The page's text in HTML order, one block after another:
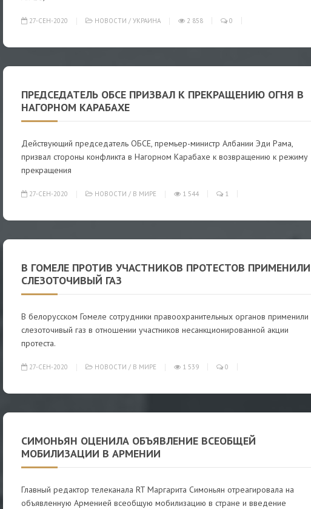
27-СЕН-2020 НОВОСТИ / УКРАИНА 2 858 0
ПРЕДСЕДАТЕЛЬ ОБСЕ ПРИЗВАЛ К ПРЕКРАЩЕНИЮ ОГНЯ В
НАГОРНОМ КАРАБАХЕ
Действующий председатель ОБСЕ, премьер-министр Албании Эди Рама,
призвал стороны конфликта в Нагорном Карабахе к возвращению к режиму
прекращения
27-СЕН-2020 НОВОСТИ / В МИРЕ 1 544 1
В ГОМЕЛЕ ПРОТИВ УЧАСТНИКОВ ПРОТЕСТОВ ПРИМЕНИЛИ
СЛЕЗОТОЧИВЫЙ ГАЗ
В белорусском Гомеле сотрудники правоохранительных органов применили
слезоточивый газ в отношении участников несанкционированной акции
протеста.
27-СЕН-2020 НОВОСТИ / В МИРЕ 1 539 0
СИМОНЬЯН ОЦЕНИЛА ОБЪЯВЛЕНИЕ ВСЕОБЩЕЙ
МОБИЛИЗАЦИИ В АРМЕНИИ
Главный редактор телеканала RT Маргарита Симоньян отреагировала на
объявленную Арменией всеобщую мобилизацию в стране и введение